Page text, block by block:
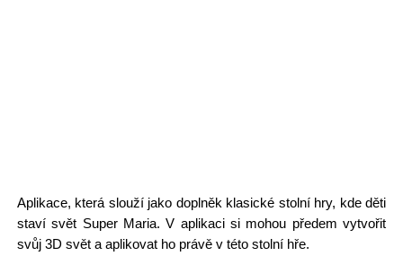
Aplikace, která slouží jako doplněk klasické stolní hry, kde děti
staví svět Super Maria. V aplikaci si mohou předem vytvořit
svůj 3D svět a aplikovat ho právě v této stolní hře.